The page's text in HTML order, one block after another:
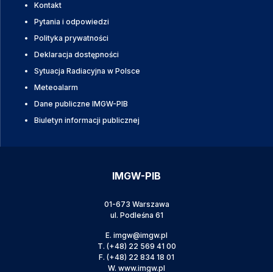
Kontakt
Pytania i odpowiedzi
Polityka prywatności
Deklaracja dostępności
Sytuacja Radiacyjna w Polsce
Meteoalarm
Dane publiczne IMGW-PIB
Biuletyn informacji publicznej
IMGW-PIB
01-673 Warszawa
ul. Podleśna 61
E. imgw@imgw.pl
T. (+48) 22 569 41 00
F. (+48) 22 834 18 01
W. www.imgw.pl